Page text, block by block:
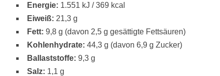
Energie: 1.551 kJ / 369 kcal
Eiweiß: 21,3 g
Fett: 9,8 g (davon 2,5 g gesättigte Fettsäuren)
Kohlenhydrate: 44,3 g (davon 6,9 g Zucker)
Ballaststoffe: 9,3 g
Salz: 1,1 g